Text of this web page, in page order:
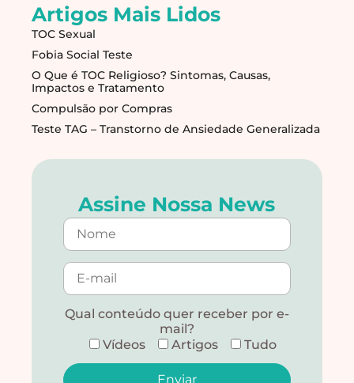
Artigos Mais Lidos
TOC Sexual
Fobia Social Teste
O Que é TOC Religioso? Sintomas, Causas,
Impactos e Tratamento
Compulsão por Compras
Teste TAG – Transtorno de Ansiedade Generalizada
Assine Nossa News
Qual conteúdo quer receber por e-
mail?
Vídeos
Artigos Tudo